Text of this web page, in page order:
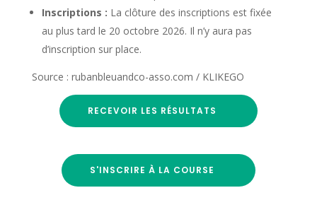
Inscriptions : La clôture des inscriptions est fixée
au plus tard le 20 octobre 2026. Il n’y aura pas
d’inscription sur place.
Source : rubanbleuandco-asso.com / KLIKEGO
RECEVOIR LES RÉSULTATS
S'INSCRIRE À LA COURSE